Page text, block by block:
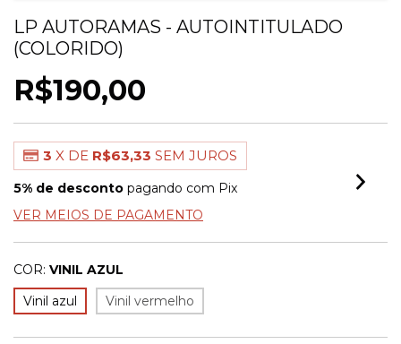
LP AUTORAMAS - AUTOINTITULADO
(COLORIDO)
R$190,00
3 X DE R$63,33 SEM JUROS
5% de desconto pagando com Pix
VER MEIOS DE PAGAMENTO
COR: VINIL AZUL
Vinil azul
Vinil vermelho